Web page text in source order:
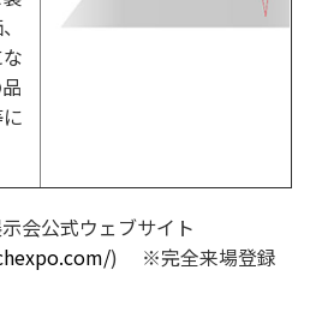
会公式ウェブサイト
) ※完全来場登録